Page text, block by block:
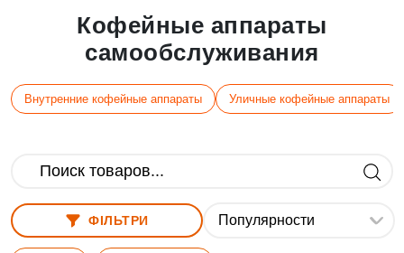
Кофейные аппараты
самообслуживания
Внутренние кофейные аппараты Уличные кофейные аппараты
ФІЛЬТРИ